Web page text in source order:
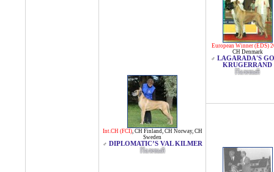
Int.CH (FCI), CH Finland, CH Norway, CH
Sweden
♂ DIPLOMATIC’S VAL KILMER
Палевый
European Winner (EDS)
CH Denmark
♂ LAGARADA'S
KRUGERRAND
Палевый